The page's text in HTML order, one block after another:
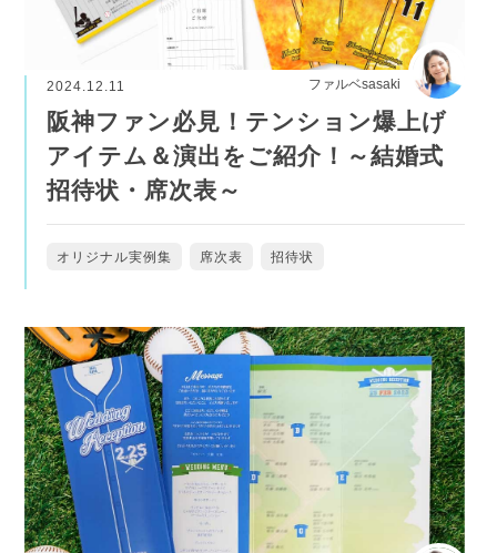
ファルベsasaki
2024.12.11
阪神ファン必見！テンション爆上げ
アイテム＆演出をご紹介！～結婚式
招待状・席次表～
オリジナル実例集 席次表 招待状